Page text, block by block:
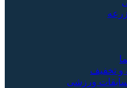
و تخفیف
ورزشی